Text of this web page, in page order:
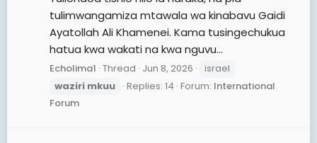
tulimwangamiza mtawala wa kinabavu Gaidi
Ayatollah Ali Khamenei. Kama tusingechukua
hatua kwa wakati na kwa nguvu...
Echolima1 Thread Jun 8, 2026
israel
waziri mkuu Replies: 14 Forum: International
Forum